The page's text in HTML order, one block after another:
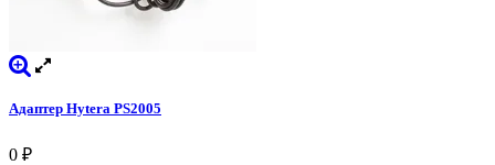
Адаптер Hytera PS2005
0 ₽